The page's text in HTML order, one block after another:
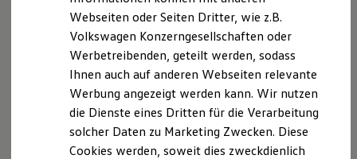
Lifestyle Shop
T-Roc Kollektion
Golf Kollektion
ID. Kollektion
Volkswagen Kollektion
R-Kollektion
GTI Kollektion
Fußball Drop
we drive football
#wedriveproud
Besitzer und Service
Mehr zum T-Cross erfahren
Webseiten oder Seiten Dritter, wie z.B.
Volkswagen Konzerngesellschaften oder
Werbetreibenden, geteilt werden, sodass
Ihnen auch auf anderen Webseiten relevante
Werbung angezeigt werden kann. Wir nutzen
die Dienste eines Dritten für die Verarbeitung
solcher Daten zu Marketing Zwecken. Diese
Cookies werden, soweit dies zweckdienlich